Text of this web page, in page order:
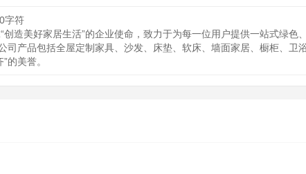
字符
创造美好家居生活”的企业使命，致力于为每一位用户提供一站式绿
司产品包括全屋定制家具、沙发、床垫、软床、墙面家居、橱柜、
的美誉。